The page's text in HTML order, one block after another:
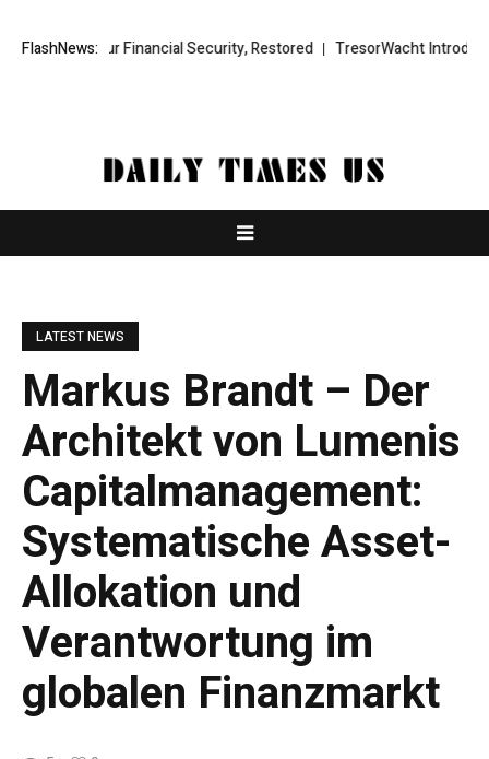
FlashNews:
Financial Security, Restored TresorWacht Introduces Advanced
LATEST NEWS
Markus Brandt – Der
Architekt von Lumenis
Capitalmanagement:
Systematische Asset-
Allokation und
Verantwortung im
globalen Finanzmarkt